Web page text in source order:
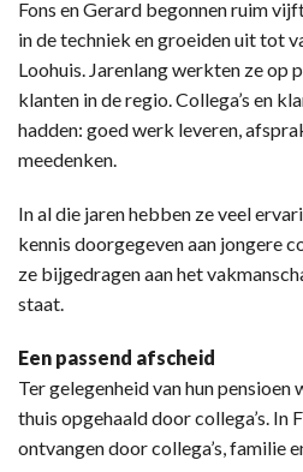
Fons en Gerard begonnen ruim
in de techniek en groeiden uit tot
Loohuis. Jarenlang werkten ze op
klanten in de regio. Collega’s en
hadden: goed werk leveren,
meedenken.
In al die jaren hebben ze veel
kennis doorgegeven aan jongere
ze bijgedragen aan het
staat.
Een passend afscheid
Ter gelegenheid van hun pensioen
thuis opgehaald door collega’s. In
ontvangen door collega’s, familie